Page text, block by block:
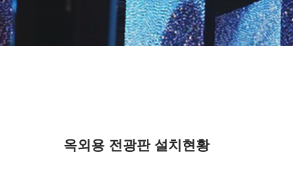
옥외용 전광판 설치현황